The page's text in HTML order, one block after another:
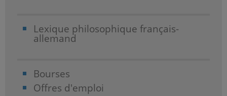
Lexique philosophique français-
allemand
Bourses
Offres d'emploi